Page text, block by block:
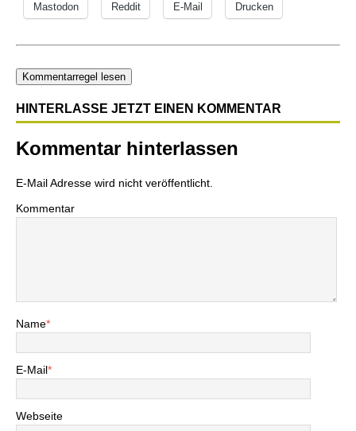
Mastodon Reddit E-Mail Drucken
Kommentarregel lesen
HINTERLASSE JETZT EINEN KOMMENTAR
Kommentar hinterlassen
E-Mail Adresse wird nicht veröffentlicht.
Kommentar
Name*
E-Mail*
Webseite